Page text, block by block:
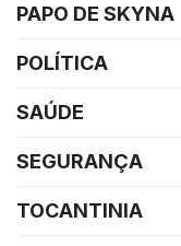
PAPO DE SKYNA
POLÍTICA
SAÚDE
SEGURANÇA
TOCANTINIA